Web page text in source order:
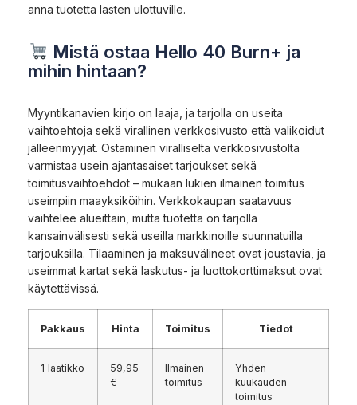
anna tuotetta lasten ulottuville.
Mistä ostaa Hello 40 Burn+ ja
mihin hintaan?
Myyntikanavien kirjo on laaja, ja tarjolla on useita
vaihtoehtoja sekä virallinen verkkosivusto että valikoidut
jälleenmyyjät. Ostaminen viralliselta verkkosivustolta
varmistaa usein ajantasaiset tarjoukset sekä
toimitusvaihtoehdot – mukaan lukien ilmainen toimitus
useimpiin maayksiköihin. Verkkokaupan saatavuus
vaihtelee alueittain, mutta tuotetta on tarjolla
kansainvälisesti sekä useilla markkinoille suunnatuilla
tarjouksilla. Tilaaminen ja maksuvälineet ovat joustavia, ja
useimmat kartat sekä laskutus- ja luottokorttimaksut ovat
käytettävissä.
Pakkaus Hinta Toimitus Tiedot
1 laatikko
59,95
€
Ilmainen
toimitus
Yhden
kuukauden
toimitus